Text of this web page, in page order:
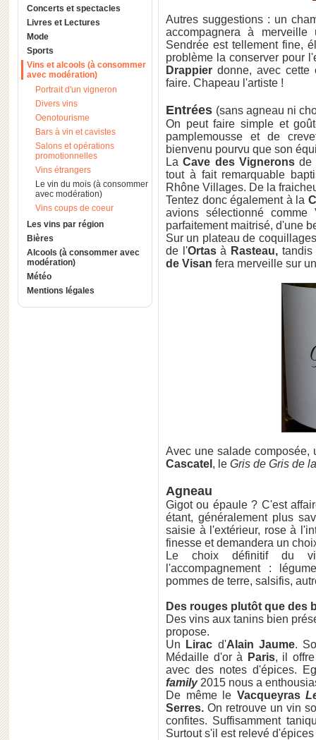
Concerts et spectacles
Livres et Lectures
Mode
Sports
Vins et alcools (à consommer
avec modération)
Portrait d'un vigneron
Divers vins
Oenotourisme
Bars à vin et cavistes
Salons et opérations
promotionnelles
Vins étrangers
Le vin du mois (à consommer
avec modération)
Vins coups de coeur
Les vins par région
Bières
Alcools (à consommer avec
modération)
Météo
Mentions légales
Autres suggestions : un
accompagnera à
Sendrée est tellement fine,
problème la conserver pour
Drappier donne, avec cette
faire. Chapeau l'artiste !
Entrées (sans agneau ni
On peut faire simple et
pamplemousse et de
bienvenu pourvu que son
LaCave des Vigneronsde
tout à fait remarquable
Rhône Villages. De la
Tentez donc également à la
avions sélectionné comme
parfaitement maitrisé, d'une
Sur un plateau de
de l'Ortasà Rasteau,
de Visan fera merveille sur
Avec une salade
Cascatel , le Gris de Gris de
Agneau
Gigot ou épaule ? C'est
étant, généralement plus
saisie à l'extérieur, rose à
finesse et demandera un
Le choix définitif du
l'accompagnement :
pommes de terre, salsifis,
Des rouges plutôt que des
Des vins aux tanins bien
propose.
Un
Lirac d'Alain Jaume.
Médaille d'or à
Paris, il
avec des notes d'épices.
family 2015 nous a
De même le Vacqueyras
Serres. On retrouve un vin
confites. Suffisamment
Surtout s'il est relevé